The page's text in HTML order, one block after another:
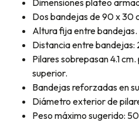
Dimensiones plateo
Dos bandejas de 90 x 30
Altura fija entre bandejas.
Distancia entre bandejas:
Pilares sobrepasan 4.1
superior.
Bandejas reforzadas en
Diámetro exterior de
Peso máximo sugerido: